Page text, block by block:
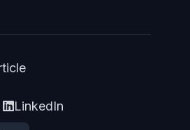
LinkedIn